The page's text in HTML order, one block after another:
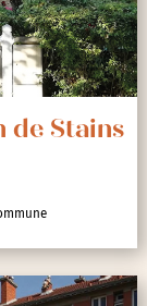
de Stains